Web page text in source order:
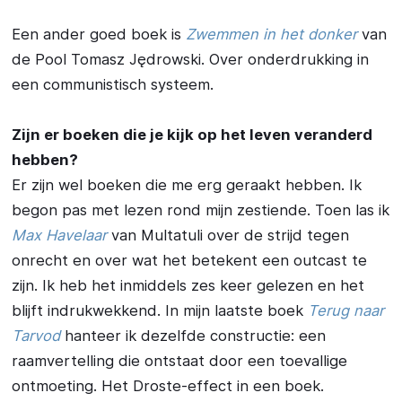
Een ander goed boek is Zwemmen in het donkervan
de Pool Tomasz Jędrowski. Over onderdrukking in
een communistisch systeem.
Zijn er boeken die je kijk op het leven veranderd
hebben?
Er zijn wel boeken die me erg geraakt hebben. Ik
begon pas met lezen rond mijn zestiende. Toen las ik
Max Havelaarvan Multatuli over de strijd tegen
onrecht en over wat het betekent een outcast te
zijn. Ik heb het inmiddels zes keer gelezen en het
blijft indrukwekkend. In mijn laatste boek Terug naar
Tarvodhanteer ik dezelfde constructie: een
raamvertelling die ontstaat door een toevallige
ontmoeting. Het Droste-effect in een boek.